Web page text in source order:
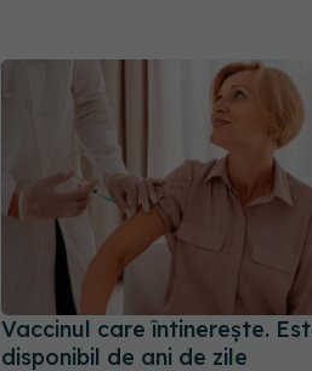
Vaccinul care întinerește.
disponibil de ani de zile